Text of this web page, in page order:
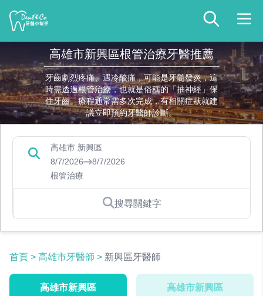
高雄市新興區根管治療牙醫推薦
牙齒劇烈疼痛、遇冷酸痛，可能是牙髓發炎，這
時需透過根管治療，也就是俗稱的「抽神經」保
住牙齒。療程通常需多次完成，有相關症狀就建
議立即預約牙醫師診斷。
高雄市 新興區
8/7/2026
8/7/2026
根管治療
搜尋關鍵字
首頁 > 高雄市牙醫師 > 新興區牙醫師
高雄市新興區 高雄市新興區